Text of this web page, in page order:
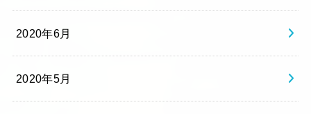
2020年6月
2020年5月